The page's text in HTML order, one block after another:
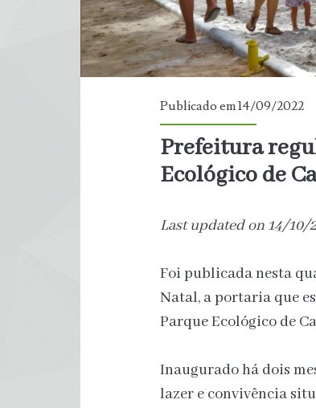
Publicado em 14/09/2022
Prefeitura
Ecológico de
Last updated on 14/10/
Foi publicada nesta
Natal, a portaria que
Parque Ecológico de
Inaugurado há dois
lazer e convivência